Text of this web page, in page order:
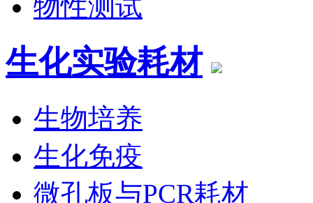
物性测试
生化实验耗材
生物培养
生化免疫
微孔板与PCR耗材